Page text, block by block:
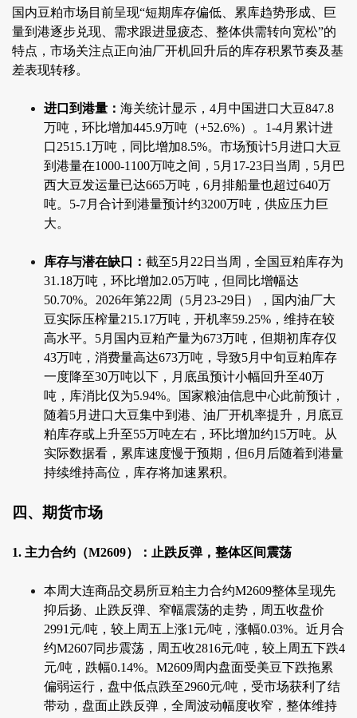
国内豆粕市场目前呈现“短期库存偏低、累库趋势形成、巨
量到港逐步兑现、需求跟进显疲态、整体供需转向宽松”的
特点，市场关注点正向油厂开机回升后的库存积累节奏及基
差表现转移。
进口到港量： 海关统计显示，4月中国进口大豆847.8
万吨，环比增加445.9万吨（+52.6%）。1-4月累计进
口2515.1万吨，同比增加8.5%。市场预计5月进口大豆
到港量在1000-1100万吨之间，5月17-23日当周，5月巴
西大豆发运量已达665万吨，6月排船量也超过640万
吨。5-7月合计到港量预计约3200万吨，供应压力巨
大。
库存与潜在缺口： 截至5月22日当周，全国豆粕库存为
31.18万吨，环比增加2.05万吨，但同比增幅达
50.70%。2026年第22周（5月23-29日），国内油厂大
豆实际压榨量215.17万吨，开机率59.25%，维持在较
高水平。5月国内豆粕产量为673万吨，但期初库存仅
43万吨，消费量高达673万吨，导致5月中旬豆粕库存
一度降至30万吨以下，月底虽预计小幅回升至40万
吨，库消比仅为5.94%。国家粮油信息中心此前预计，
随着5月进口大豆集中到港、油厂开机率提升，月底豆
粕库存或上升至55万吨左右，环比增加约15万吨。从
实际数据看，累库速度慢于预期，但6月后随着到港量
持续维持高位，库存将加速累积。
四、期货市场
1. 主力合约（M2609）：止跌反弹，整体区间震荡
本周大连商品交易所豆粕主力合约M2609整体呈现先
抑后扬、止跌反弹、窄幅震荡的走势，周五收盘价
2991元/吨，较上周五上涨1元/吨，涨幅0.03%。近月合
约M2607同步震荡，周五收2816元/吨，较上周五下跌4
元/吨，跌幅0.14%。M2609周内盘面受美豆下跌拖累
偏弱运行，盘中低点跌至2960元/吨，受市场获利了结
带动，盘面止跌反弹，全周波动幅度收窄，整体维持